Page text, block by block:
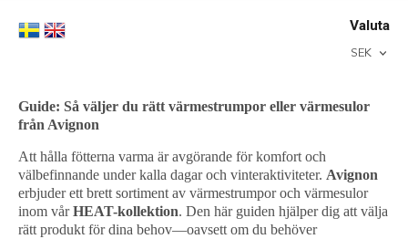
Valuta
SEK
Guide: Så väljer du rätt värmestrumpor eller värmesulor
från Avignon
Att hålla fötterna varma är avgörande för komfort och
välbefinnande under kalla dagar och vinteraktiviteter. Avignon
erbjuder ett brett sortiment av värmestrumpor och värmesulor
inom vårHEAT-kollektion. Den här guiden hjälper dig att välja
rätt produkt för dina behov—oavsett om du behöver